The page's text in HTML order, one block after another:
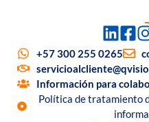
+57 300 255 0265
Información para
Política de tratamiento